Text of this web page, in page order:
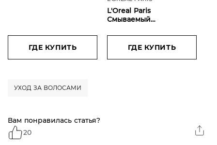
ГДЕ КУПИТЬ
L'Oreal Paris
Смываемый
волос Волшебная Вода
Ламеллярный Уход, 8
секунд "Elseve, Длина
ГДЕ КУПИТЬ
УХОД ЗА ВОЛОСАМИ
Вам понравилась статья?
20